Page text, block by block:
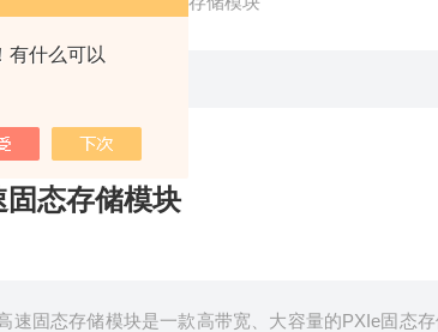
有什么可以
固态存储模块
速固态存储模块是一款高带宽、大容量的PXIe固态